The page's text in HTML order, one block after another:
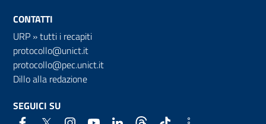
CONTATTI
URP »tutti i recapiti
protocollo@unict.it
protocollo@pec.unict.it
Dillo alla redazione
SEGUICI SU